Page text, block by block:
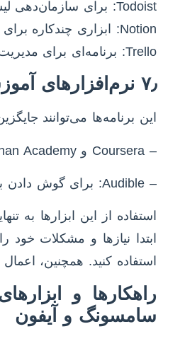
Todoist: برای سازمان‌دهی لیست کارها و برنامه‌های روزانه.
Notion: ابزاری چندکاره برای یادداشت‌برداری، مدیریت پروژه‌ها و سازمان‌دهی اطلاعات.
Trello: برنامه‌ای برای مدیریت وظایف و پروژه‌ها.
۷٫ نرم‌افزارهای آموزشی و محتوای مفید
این برنامه‌ها می‌توانند
– Coursera و Khan Academy: برای یادگیری دوره‌های آنلاین.
– Audible: برای گوش دادن به کتاب‌های صوتی.
استفاده از این ابزارها به
ابتدا نیازها و مشکلات
استفاده کنید. همچنین،
راهکارها و
سامسونگ و آیفون